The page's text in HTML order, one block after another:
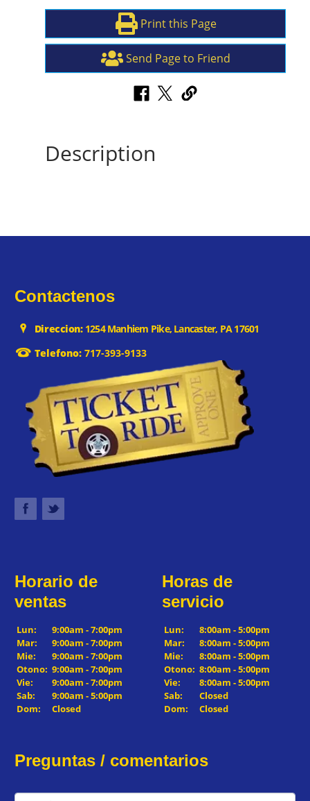
Print this Page
Send Page to Friend
Description
Contactenos
Direccion:1254 Manhiem Pike, Lancaster, PA 17601
Telefono:717-393-9133
Horario de
ventas
Lun:
9:00am - 7:00pm
Mar:
9:00am - 7:00pm
Mie:
9:00am - 7:00pm
Otono: 9:00am - 7:00pm
Vie:
9:00am - 7:00pm
Sab:
9:00am - 5:00pm
Dom:
Closed
Horas de
servicio
Lun:
8:00am - 5:00pm
Mar:
8:00am - 5:00pm
Mie:
8:00am - 5:00pm
Otono: 8:00am - 5:00pm
Vie:
8:00am - 5:00pm
Sab:
Closed
Dom:
Closed
Preguntas / comentarios